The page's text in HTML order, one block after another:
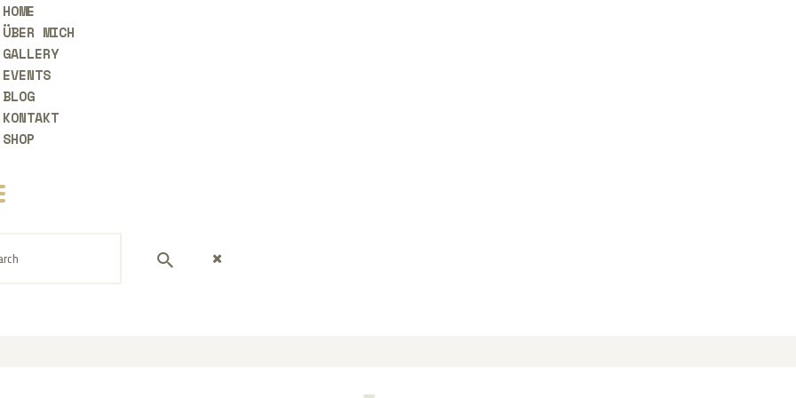
HOME
ÜBER MICH
GALLERY
EVENTS
BLOG
KONTAKT
SHOP
MICH